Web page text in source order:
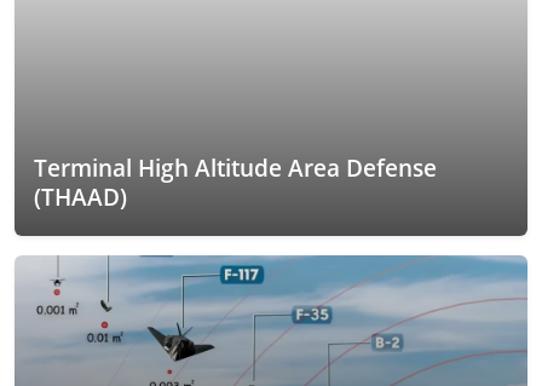
Terminal High Altitude Area Defense
(THAAD)